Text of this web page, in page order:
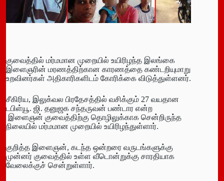
குவைத்தில் மர்மமான முறையில் உயிரிழந்த இலங்கை
இளைஞரின் மரணத்திற்கான காரணத்தை கண்டறியுமாறு
உறவினர்கள் அதிகாரிகளிடம் கோரிக்கை விடுத்துள்ளனர்.
சீகிரிய, இலுக்வல பிரதேசத்தில் வசிக்கும் 27 வயதான
டபிள்யூ. ஜி. தனுஜக சந்தருவன் பண்டார என்ற
இளைஞன் குவைத்திற்கு தொழிலுக்காக சென்றிருந்த
நிலையில் மர்மமான முறையில் உயிரிழந்துள்ளார்.
குறித்த இளைஞன், கடந்த ஒன்றரை வருடங்களுக்கு
முன்னர் குவைத்தில் உள்ள வீடொன்றுக்கு சாரதியாக
வேலைக்குச் சென்றுள்ளார்.